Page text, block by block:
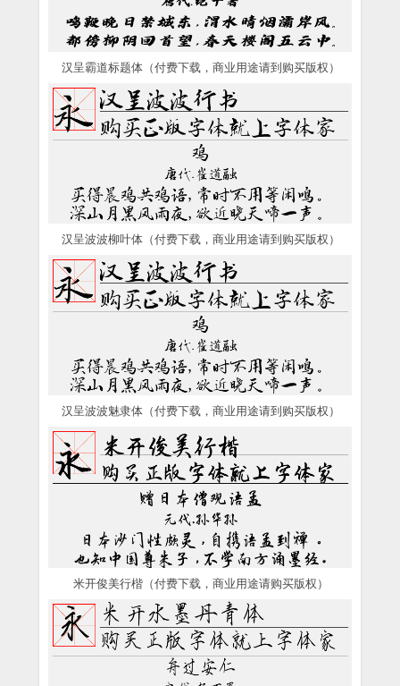
汉呈霸道标题体（付费下载，商业用途请到购买版权）
汉呈波波柳叶体（付费下载，商业用途请到购买版权）
汉呈波波魅隶体（付费下载，商业用途请到购买版权）
米开俊美行楷（付费下载，商业用途请购买版权）